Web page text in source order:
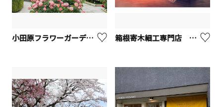
小田原フラワーガーデン【小田原市】 箱根寄木細工専門店 箱根丸山物産【箱根町】